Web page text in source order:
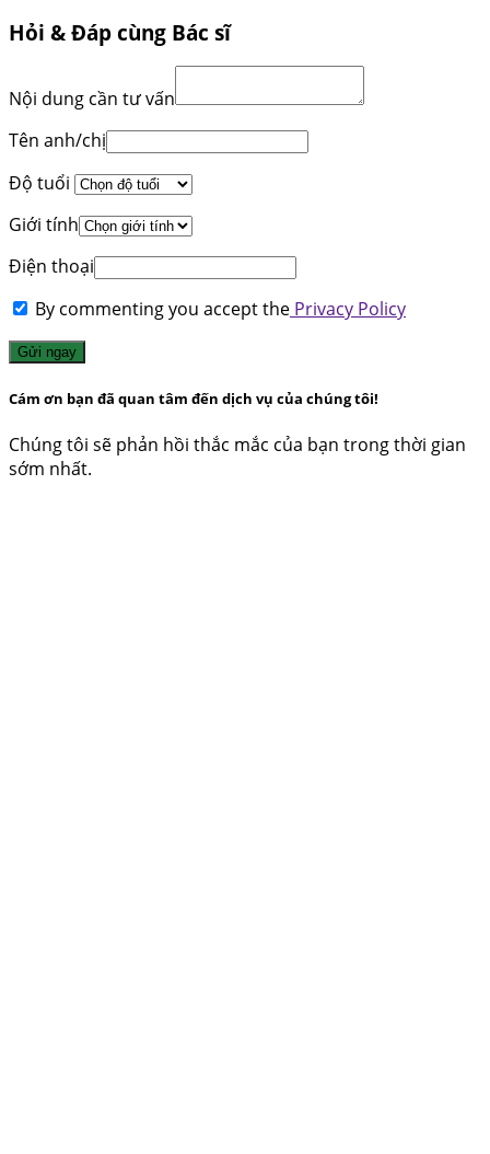
Hỏi & Đáp cùng Bác sĩ
Nội dung cần tư vấn
Tên anh/chị
Độ tuổi
Giới tính
Điện thoại
By commenting you accept the Privacy Policy
Gửi ngay
Cám ơn bạn đã quan tâm đến dịch vụ của chúng tôi!
Chúng tôi sẽ phản hồi thắc mắc của bạn trong thời gian
sớm nhất.